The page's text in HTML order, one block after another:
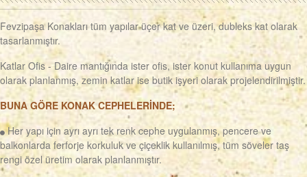
Fevzipaşa Konakları tüm yapılar üçer kat ve üzeri, dubleks kat olarak
tasarlanmıştır.
Katlar Ofis - Daire mantığında ister ofis, ister konut kullanıma uygun
olarak planlanmış, zemin katlar ise butik işyeri olarak projelendirilmiştir.
BUNA GÖRE KONAK CEPHELERİNDE;
Her yapı için ayrı ayrı tek renk cephe uygulanmış, pencere ve
balkonlarda ferforje korkuluk ve çiçeklik kullanılmış, tüm söveler taş
rengi özel üretim olarak planlanmıştır.